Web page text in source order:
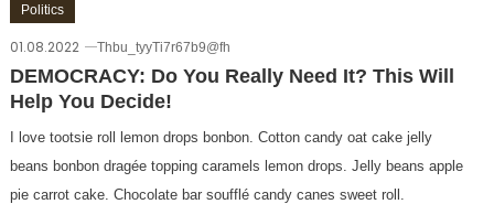
Politics
01.08.2022 Thbu_tyyTi7r67b9@fh
DEMOCRACY: Do You Really Need It? This Will
Help You Decide!
I love tootsie roll lemon drops bonbon. Cotton candy oat cake jelly
beans bonbon dragée topping caramels lemon drops. Jelly beans apple
pie carrot cake. Chocolate bar soufflé candy canes sweet roll.